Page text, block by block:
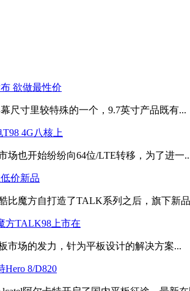
欲做最性价
尺寸里较特殊的一个，9.7英寸产品既有...
4G八核上
场也开始纷纷向64位/LTE转移，为了进一
价新品
比魔方自打造了TALK系列之后，旗下新
方TALK98上市在
市场的发力，针为平板设计的解决方案...
Hero 8/D820